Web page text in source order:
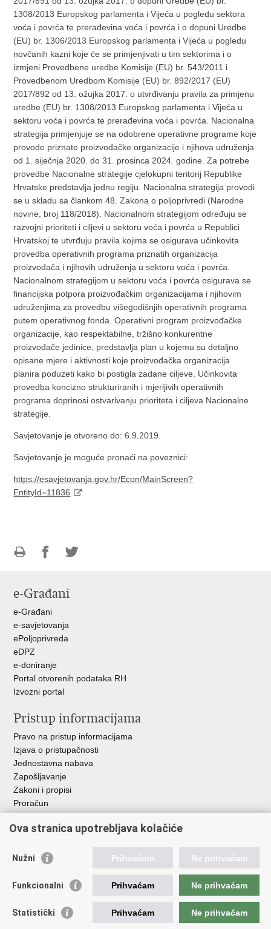
1308/2013 Europskog parlamenta i Vijeća u pogledu sektora
voća i povrća te prerađevina voća i povrća i o dopuni Uredbe
(EU) br. 1306/2013 Europskog parlamenta i Vijeća u pogledu
novčanih kazni koje će se primjenjivati u tim sektorima i o
izmjeni Provedbene uredbe Komisije (EU) br. 543/2011 i
Provedbenom Uredbom Komisije (EU) br. 892/2017 (EU)
2017/892 оd 13. ožujka 2017. o utvrđivanju pravila za primjenu
uredbe (EU) br. 1308/2013 Europskog parlamenta i Vijeća u
sektoru voća i povrća te prerađevina voća i povrća. Nacionalna
strategija primjenjuje se na odobrene operativne programe koje
provode priznate proizvođačke organizacije i njihova udruženja
od 1. siječnja 2020. do 31. prosinca 2024. godine. Za potrebe
provedbe Nacionalne strategije cjelokupni teritorij Republike
Hrvatske predstavlja jednu regiju. Nacionalna strategija provodi
se u skladu sa člankom 48. Zakona o poljoprivredi (Narodne
novine, broj 118/2018). Nacionalnom strategijom određuju se
razvojni prioriteti i ciljevi u sektoru voća i povrća u Republici
Hrvatskoj te utvrđuju pravila kojima se osigurava učinkovita
provedba operativnih programa priznatih organizacija
proizvođača i njihovih udruženja u sektoru voća i povrća.
Nacionalnom strategijom u sektoru voća i povrća osigurava se
financijska potpora proizvođačkim organizacijama i njihovim
udruženjima za provedbu višegodišnjih operativnih programa
putem operativnog fonda. Operativni program proizvođačke
organizacije, kao respektabilne, tržišno konkurentne
proizvođače jedinice, predstavlja plan u kojemu su detaljno
opisane mjere i aktivnosti koje proizvođačka organizacija
planira poduzeti kako bi postigla zadane ciljeve. Učinkovita
provedba koncizno strukturiranih i mjerljivih operativnih
programa doprinosi ostvarivanju prioriteta i ciljeva Nacionalne
strategije.
Savjetovanje je otvoreno do: 6.9.2019.
Savjetovanje je moguće pronaći na poveznici:
https://esavjetovanja.gov.hr/Econ/MainScreen?
EntityId=11836
FacebookuTwitteru
e-Građani
e-Građani
e-savjetovanja
ePoljoprivreda
eDPZ
e-doniranje
Portal otvorenih podataka RH
Izvozni portal
Pristup informacijama
Pravo na pristup informacijama
Izjava o pristupačnosti
Jednostavna nabava
Zapošljavanje
Zakoni i propisi
Proračun
RH
Važne poveznice
Hrvatska agencija za poljoprivredu i hranu
Agencija za plaćanja u poljoprivredi, ribarstvu i ruralnom
razvoju
Ova stranica upotrebljava kolačiće
Nužni Prihvaćam Ne prihvaćam
Funkcionalni Prihvaćam Ne prihvaćam
Statistički Prihvaćam Ne prihvaćam